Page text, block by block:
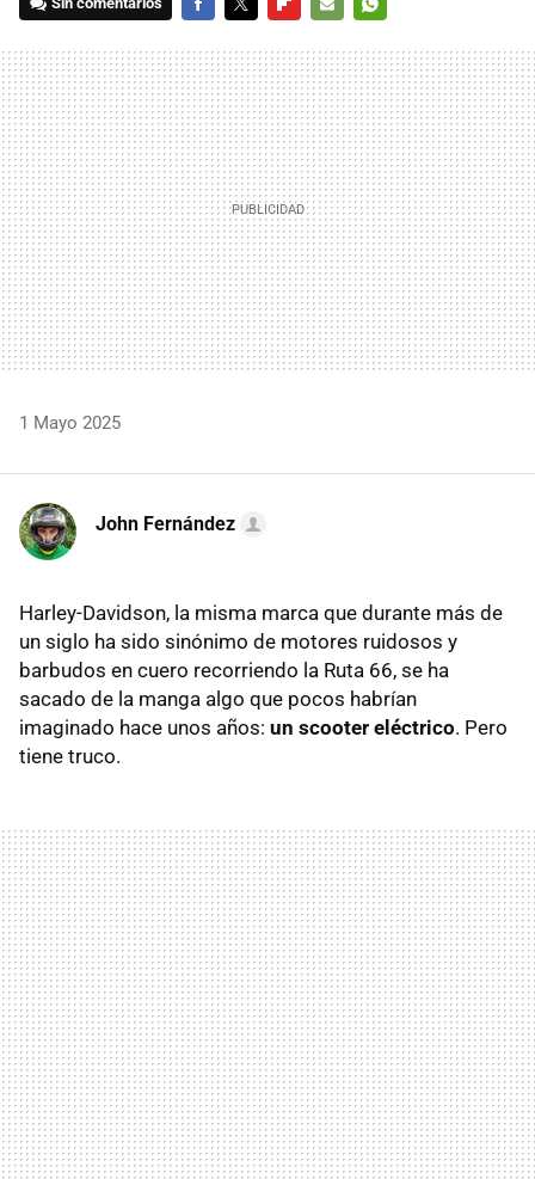
MAIL
1 Mayo 2025
John Fernández
Harley-Davidson, la misma marca que durante más de
un siglo ha sido sinónimo de motores ruidosos y
barbudos en cuero recorriendo la Ruta 66, se ha
sacado de la manga algo que pocos habrían
imaginado hace unos años: un scooter eléctrico. Pero
tiene truco.